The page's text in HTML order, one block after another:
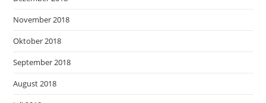
November 2018
Oktober 2018
September 2018
August 2018